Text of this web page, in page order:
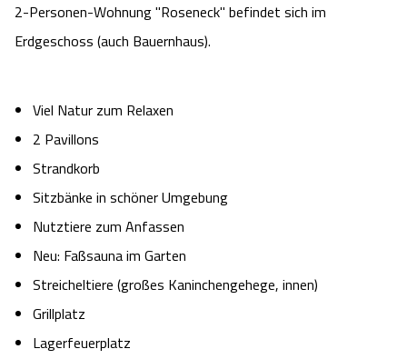
2-Personen-Wohnung "Roseneck" befindet sich im
Erdgeschoss (auch Bauernhaus).
Viel Natur zum Relaxen
2 Pavillons
Strandkorb
Sitzbänke in schöner Umgebung
Nutztiere zum Anfassen
Neu: Faßsauna im Garten
Streicheltiere (großes Kaninchengehege, innen)
Grillplatz
Lagerfeuerplatz